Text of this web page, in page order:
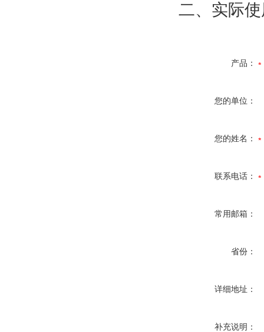
二、实际
产品：
您的单位：
您的姓名：
联系电话：
常用邮箱：
省份：
详细地址：
补充说明：